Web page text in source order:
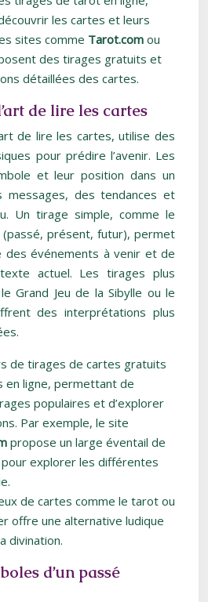
les cartes et leurs
sites comme Tarot.com ou
des tirages gratuits et
détaillées des cartes.
de lire les cartes
de lire les cartes, utilise des
pour prédire l’avenir. Les
et leur position dans un
messages, des tendances et
Un tirage simple, comme le
présent, futur), permet
des événements à venir et de
actuel. Les tirages plus
Grand Jeu de la Sibylle ou le
des interprétations plus
de tirages de cartes gratuits
en ligne, permettant de
populaires et d’explorer
Par exemple, le site
propose un large éventail de
explorer les différentes
de cartes comme le tarot ou
offre une alternative ludique
divination.
d’un passé